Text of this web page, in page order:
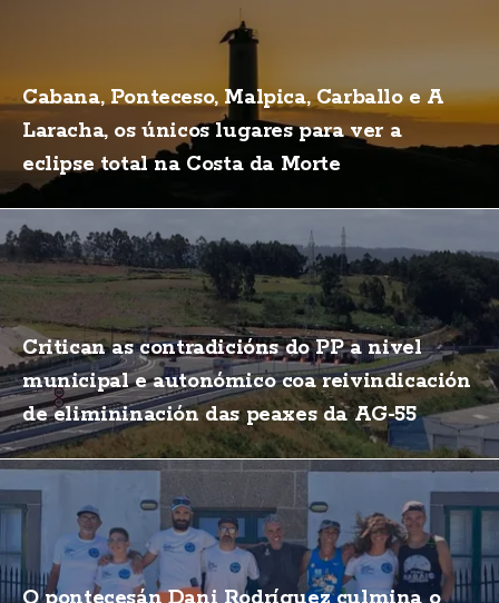
Cabana, Ponteceso, Malpica, Carballo e A
Laracha, os únicos lugares para ver a
eclipse total na Costa da Morte
Critican as contradicións do PP a nivel
municipal e autonómico coa reivindicación
de elimininación das peaxes da AG-55